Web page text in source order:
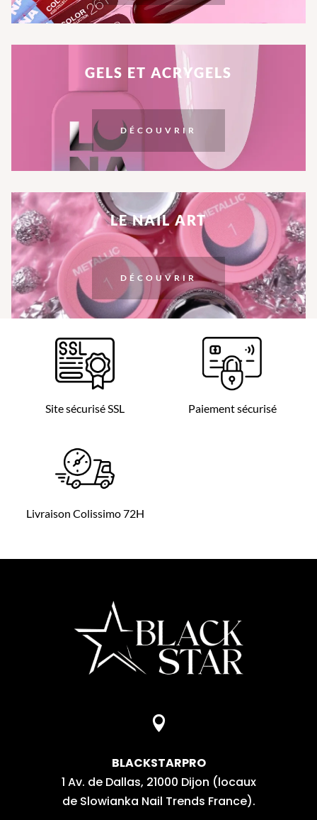
GELS ET ACRYGELS
DÉCOUVRIR
LE NAIL ART
DÉCOUVRIR
Site sécurisé SSL Paiement sécurisé
Livraison Colissimo 72H

BLACKSTARPRO
1 Av. de Dallas, 21000 Dijon (locaux
de Slowianka Nail Trends France).